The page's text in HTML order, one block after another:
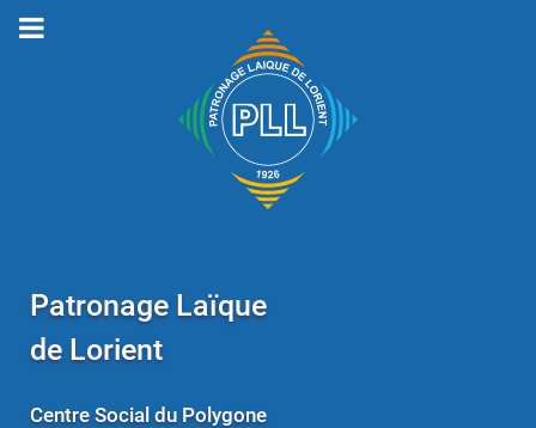
Patronage Laïque
de Lorient
Centre Social du Polygone